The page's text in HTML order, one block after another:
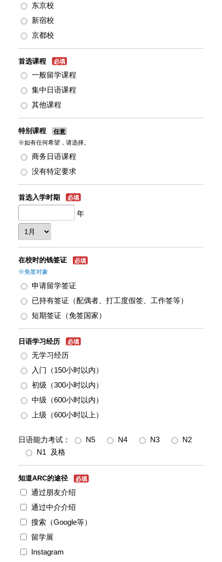
东京校
新宿校
京都校
首选课程 必填
一般留学课程
集中日语课程
其他课程
特别课程
任意
※如有任何希望，请选择。
商务日语课程
没有特定要求
首选入学时期 必填
年
在校时的钱签证
必填
※免签对象
申请留学签证
已持有签证（配偶者、打工度假签、工作签等）
短期签证（免签国家）
日语学习经历 必填
无学习经历
入门（150小时以内）
初级（300小时以内）
中级（600小时以内）
上级（600小时以上）
日语能力考试： N5 N4 N3
N2
N1
及格
知道ARC的途径 必填
通过朋友介绍
通过中介介绍
搜索（Google等）
留学展
Instagram